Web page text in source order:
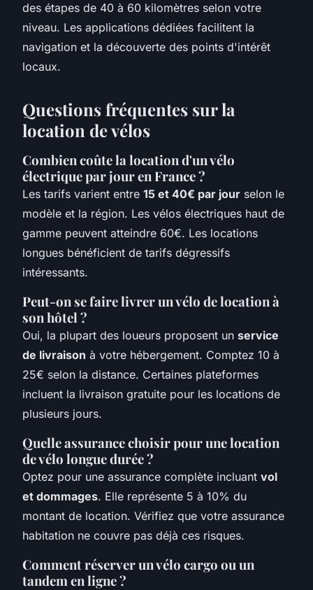
des étapes de 40 à 60 kilomètres selon votre
niveau. Les applications dédiées facilitent la
navigation et la découverte des points d'intérêt
locaux.
Questions fréquentes sur la
location de vélos
Combien coûte la location d'un vélo
électrique par jour en France ?
Les tarifs varient entre 15 et 40€ par jour selon le
modèle et la région. Les vélos électriques haut de
gamme peuvent atteindre 60€. Les locations
longues bénéficient de tarifs dégressifs
intéressants.
Peut-on se faire livrer un vélo de location à
son hôtel ?
Oui, la plupart des loueurs proposent un service
de livraison à votre hébergement. Comptez 10 à
25€ selon la distance. Certaines plateformes
incluent la livraison gratuite pour les locations de
plusieurs jours.
Quelle assurance choisir pour une location
de vélo longue durée ?
Optez pour une assurance complète incluant vol
et dommages. Elle représente 5 à 10% du
montant de location. Vérifiez que votre assurance
habitation ne couvre pas déjà ces risques.
Comment réserver un vélo cargo ou un
tandem en ligne ?